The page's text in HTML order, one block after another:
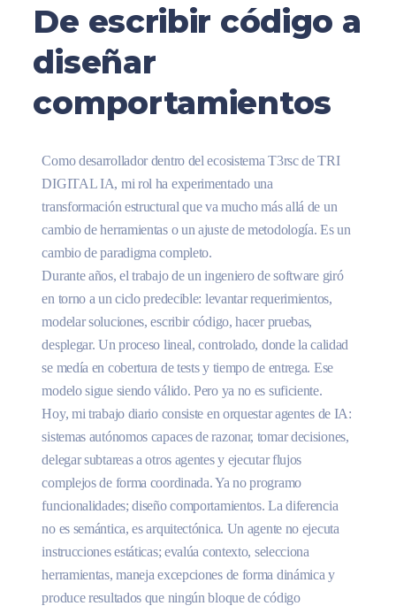
De escribir código a
diseñar
comportamientos
Como desarrollador dentro del ecosistema T3rsc de TRI
DIGITAL IA, mi rol ha experimentado una
transformación estructural que va mucho más allá de un
cambio de herramientas o un ajuste de metodología. Es un
cambio de paradigma completo.
Durante años, el trabajo de un ingeniero de software giró
en torno a un ciclo predecible: levantar requerimientos,
modelar soluciones, escribir código, hacer pruebas,
desplegar. Un proceso lineal, controlado, donde la calidad
se medía en cobertura de tests y tiempo de entrega. Ese
modelo sigue siendo válido. Pero ya no es suficiente.
Hoy, mi trabajo diario consiste en orquestar agentes de IA:
sistemas autónomos capaces de razonar, tomar decisiones,
delegar subtareas a otros agentes y ejecutar flujos
complejos de forma coordinada. Ya no programo
funcionalidades; diseño comportamientos. La diferencia
no es semántica, es arquitectónica. Un agente no ejecuta
instrucciones estáticas; evalúa contexto, selecciona
herramientas, maneja excepciones de forma dinámica y
produce resultados que ningún bloque de código